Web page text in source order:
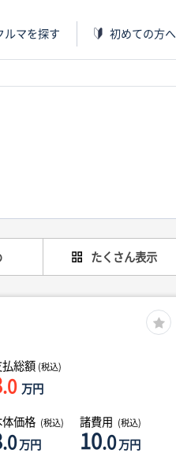
ルマを探す 初めての方へ
たくさん表示
総額 (税込)
.0 万円
価格 (税込)
.0万円
諸費用 (税込)
10.0万円